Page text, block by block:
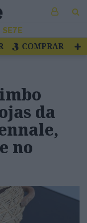
SE7E
COMPRAR
da
no